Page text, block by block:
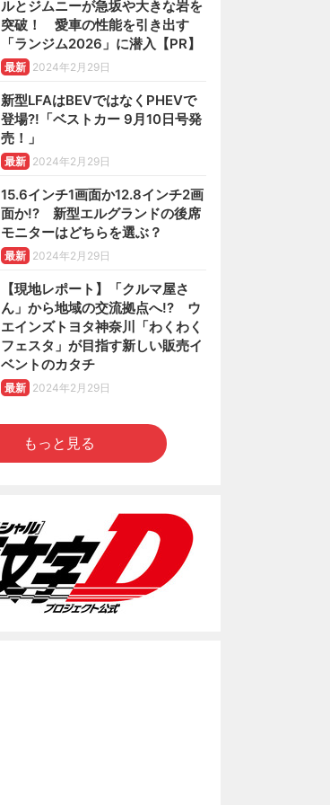
ルとジムニーが急坂や大きな岩を
突破！ 愛車の性能を引き出す
「ランジム2026」に潜入【PR】
最新 2024年2月29日
新型LFAはBEVではなくPHEVで
登場?!「ベストカー 9月10日号発
売！」
最新 2024年2月29日
15.6インチ1画面か12.8インチ2画
面か!? 新型エルグランドの後席
モニターはどちらを選ぶ？
最新 2024年2月29日
【現地レポート】「クルマ屋さ
ん」から地域の交流拠点へ!? ウ
エインズトヨタ神奈川「わくわく
フェスタ」が目指す新しい販売イ
ベントのカタチ
最新 2024年2月29日
もっと見る